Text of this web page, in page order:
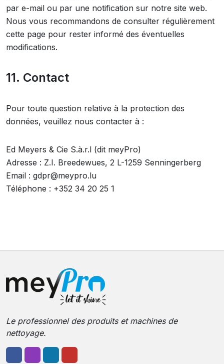
par e-mail ou par une notification sur notre site web.
Nous vous recommandons de consulter régulièrement
cette page pour rester informé des éventuelles
modifications.
11. Contact
Pour toute question relative à la protection des
données, veuillez nous contacter à :
Ed Meyers & Cie S.à.r.l (dit meyPro)
Adresse : Z.I. Breedewues, 2 L-1259 Senningerberg
Email : gdpr@meypro.lu
Téléphone : +352 34 20 25 1
Le professionnel des produits et machines de
nettoyage.